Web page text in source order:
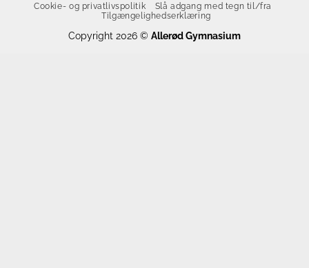
Cookie- og privatlivspolitik
Slå adgang med tegn til/fra
Tilgængelighedserklæring
Copyright 2026 © Allerød Gymnasium